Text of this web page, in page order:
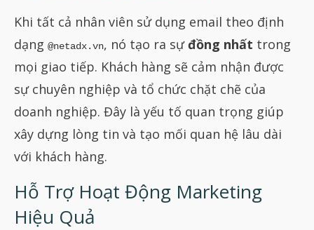
Khi tất cả nhân viên sử dụng email theo định
dạng @netadx.vn, nó tạo ra sựđồng nhất trong
mọi giao tiếp. Khách hàng sẽ cảm nhận được
sự chuyên nghiệp và tổ chức chặt chẽ của
doanh nghiệp. Đây là yếu tố quan trọng giúp
xây dựng lòng tin và tạo mối quan hệ lâu dài
với khách hàng.
Hỗ Trợ Hoạt Động Marketing
Hiệu Quả